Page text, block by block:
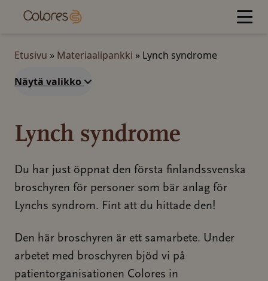
sisältöön
Etusivu » Materiaalipankki » Lynch syndrome
Näytä valikko
Lynch syndrome
Du har just öppnat den första finlandssvenska
broschyren för personer som bär anlag för
Lynchs syndrom. Fint att du hittade den!
Den här broschyren är ett samarbete. Under
arbetet med broschyren bjöd vi på
patientorganisationen Colores in